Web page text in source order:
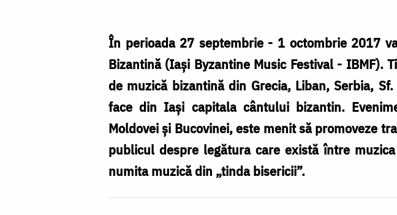
În perioada 27 septembrie - 1 octombrie 2017
Bizantină (Iaşi Byzantine Music Festival - IBMF).
de muzică bizantină din Grecia, Liban, Serbia,
face din Iaşi capitala cântului bizantin.
Moldovei şi Bucovinei, este menit să promoveze
publicul despre legătura care există între
numita muzică din „tinda bisericii”.